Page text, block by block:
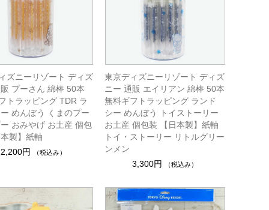
ズニーリゾート ディズ
プーさん 綿棒 50本
トラッピング TDR ラ
めんぼう くまのプー
おみやげ お土産 個包
製】紙軸
2,200円
（税込み）
東京ディズニーリゾート ディズ
ニー 通販 エイリアン 綿棒 50本
無料ギフトラッピング ランド
シー めんぼう トイストーリー
お土産 個包装 【日本製】紙軸
トイ・ストーリー リトルグリー
ンメン
3,300円
（税込み）